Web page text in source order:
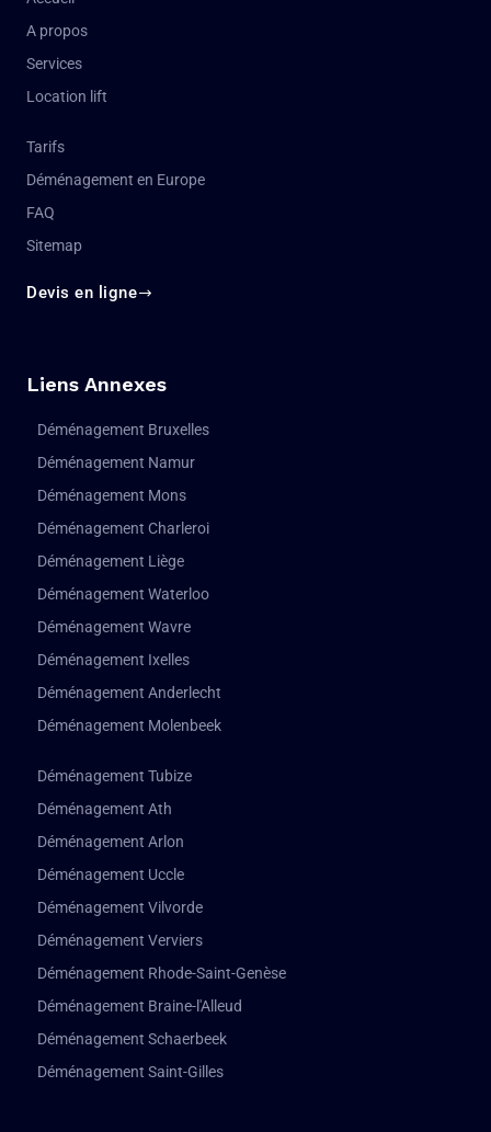
A propos
Services
Location lift
Tarifs
Déménagement en Europe
FAQ
Sitemap
Devis en ligne
Liens Annexes
Déménagement Bruxelles
Déménagement Namur
Déménagement Mons
Déménagement Charleroi
Déménagement Liège
Déménagement Waterloo
Déménagement Wavre
Déménagement Ixelles
Déménagement Anderlecht
Déménagement Molenbeek
Déménagement Tubize
Déménagement Ath
Déménagement Arlon
Déménagement Uccle
Déménagement Vilvorde
Déménagement Verviers
Déménagement Rhode-Saint-Genèse
Déménagement Braine-l'Alleud
Déménagement Schaerbeek
Déménagement Saint-Gilles